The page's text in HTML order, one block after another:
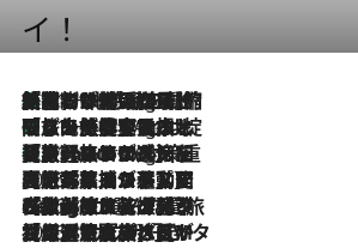
イ！
11 Hours Ago
「荷物が増えるほど旅ストレスは増す」美容ジャーナリストがたどり着いた最終結論。“化粧品を劇的に減らす”感動の凝縮美容とは
11 Hours Ago
「旅先には金髪ウィッグを持参」日本と同じメイクでは損してる!? 美容ジャーナリストが提案する“掟破りの旅美容”とは
11 Hours Ago
【厳選旅コスメ】「身軽さ＆UV対策重視！」ヘアアーティストshucoが選んだ夏旅ベストコスメを発表【Mサイズジップ】
2026.8.5
【厳選旅コスメ】国内をあちこち移動する河井菜摘が選んだ夏旅ベストコスメ発表！「リラックスアイテムはマスト」【Mサイズジップ】
2026.8.4
【厳選旅コスメ】「紫外線＆乾燥対策しながらメイク感も！」ヘア＆メイクGeorgeが選んだ夏旅ベストコスメを発表！【Mサイズジップ】
2026.8.3
【厳選旅コスメ】「保湿もタイパ重視！」“サウナ好き”タレント清水みさとが愛用する夏旅ベストコスメを発表！【Mサイズジップ】